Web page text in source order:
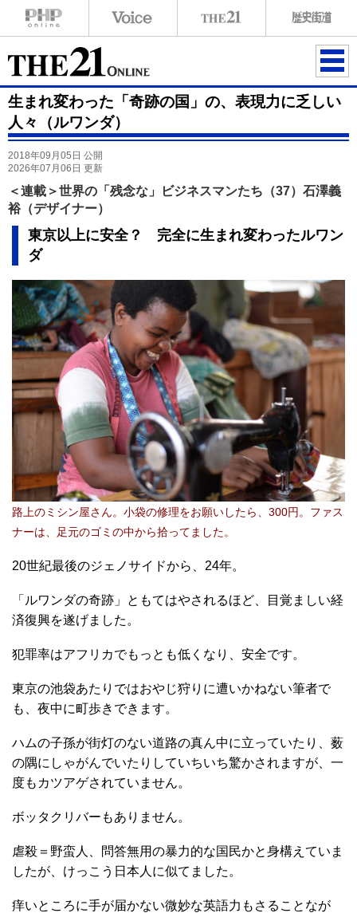
ME
NU
生まれ変わった「奇跡の国」の、表現力に乏しい
人々（ルワンダ）
2018年09月05日 公開
2026年07月06日 更新
＜連載＞世界の「残念な」ビジネスマンたち（37）石澤義
裕（デザイナー）
東京以上に安全？ 完全に生まれ変わったルワン
ダ
路上のミシン屋さん。小袋の修理をお願いしたら、300円。ファス
ナーは、足元のゴミの中から拾ってました。
20世紀最後のジェノサイドから、24年。
「ルワンダの奇跡」ともてはやされるほど、目覚ましい経
済復興を遂げました。
犯罪率はアフリカでもっとも低くなり、安全です。
東京の池袋あたりではおやじ狩りに遭いかねない筆者で
も、夜中に町歩きできます。
ハムの子孫が街灯のない道路の真ん中に立っていたり、薮
の隅にしゃがんでいたりしていちいち驚かされますが、一
度もカツアゲされていません。
ボッタクリバーもありません。
虐殺＝野蛮人、問答無用の暴力的な国民かと身構えていま
したが、けっこう日本人に似てました。
痒いところに手が届かない微妙な英語力もさることなが